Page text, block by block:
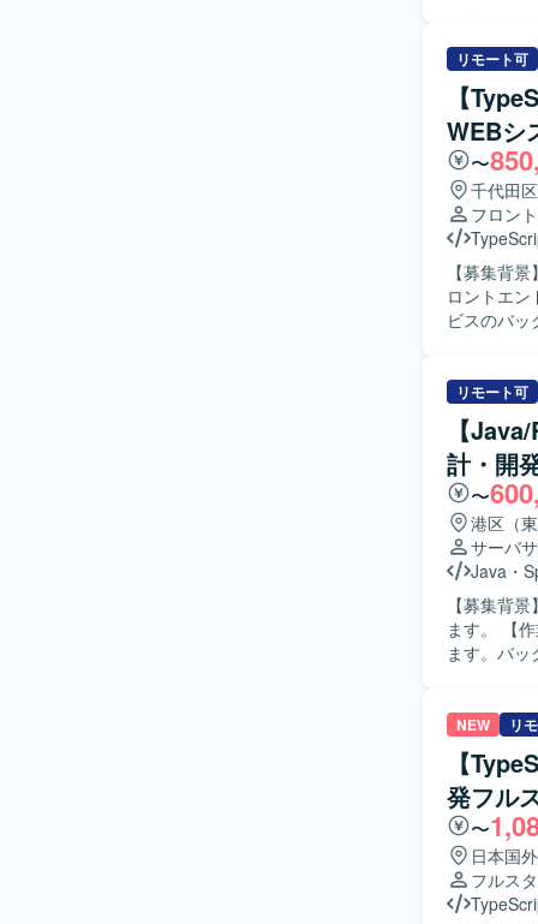
設計やUI
ュメント整備にも携わ
律的に開
かりやすく
っていない
期的な保
す。 【ポジションの魅力】 人事領域の統合基盤プロダクトの新規開発に、フロントエンドリー
ドとして
ローやナ
テクチャの
境】 言語
にはAWS
リモート可
【
WEBシ
〜
千代田
フロン
【募集背
ロントエンド開発
ビスのバ
発経験が
ーや関係
ます。 【ポジションの魅力】 証券業界向けの新規サービス開発に携わることで、金融ドメイン
の知見を深
られる環境
境】
ります。
リモート可
【
計・開
〜
港区（
サーバ
Java ・
【募集背
ます。 【作業内容】 保険業向けオープン系システムの設計・開発・テスト業務を担当いただき
ます。バ
ていただける方を求めていま
テム開発
ながら、IT
境】 Java
環境
NEW リ
【
発フル
〜
日本国外
フルス